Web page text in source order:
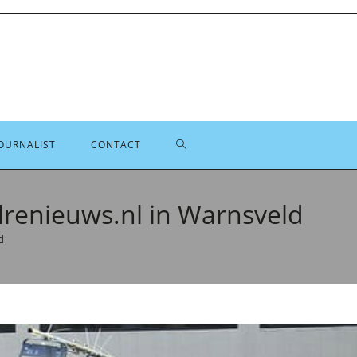
CONTACT TOGGLE
in Warnsveld